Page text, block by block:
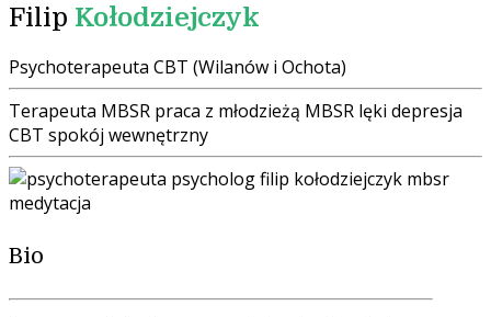
Filip Kołodziejczyk
Psychoterapeuta CBT (Wilanów i Ochota)
Terapeuta MBSR praca z młodzieżą MBSR lęki depresja
CBT spokój wewnętrzny
Bio